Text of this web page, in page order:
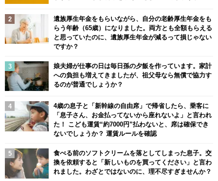
遺族厚生年金をもらいながら、自分の老齢厚生年金をも
らう年齢（65歳）になりました。両方とも全額もらえる
と思っていたのに、遺族厚生年金が減るって損じゃない
ですか？
娘夫婦が仕事の日は毎日孫の夕飯を作っています。家計
への負担も増えてきましたが、祖父母なら無償で協力す
るのが普通でしょうか？
4歳の息子と「新幹線の自由席」で帰省したら、乗客に
「息子さん、お金払ってないから座れないよ」と言われ
た！ こども運賃“約7000円”払わないと、席は確保でき
ないでしょうか？ 運賃ルールを確認
食べる前のソフトクリームを落としてしまった息子。交
換を依頼すると「新しいものを買ってください」と言わ
れました。わざとではないのに、理不尽すぎませんか？